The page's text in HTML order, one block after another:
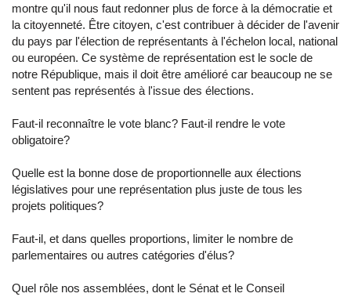
montre qu'il nous faut redonner plus de force à la démocratie et
la citoyenneté. Être citoyen, c'est contribuer à décider de l'avenir
du pays par l'élection de représentants à l'échelon local, national
ou européen. Ce système de représentation est le socle de
notre République, mais il doit être amélioré car beaucoup ne se
sentent pas représentés à l'issue des élections.
Faut-il reconnaître le vote blanc? Faut-il rendre le vote
obligatoire?
Quelle est la bonne dose de proportionnelle aux élections
législatives pour une représentation plus juste de tous les
projets politiques?
Faut-il, et dans quelles proportions, limiter le nombre de
parlementaires ou autres catégories d'élus?
Quel rôle nos assemblées, dont le Sénat et le Conseil